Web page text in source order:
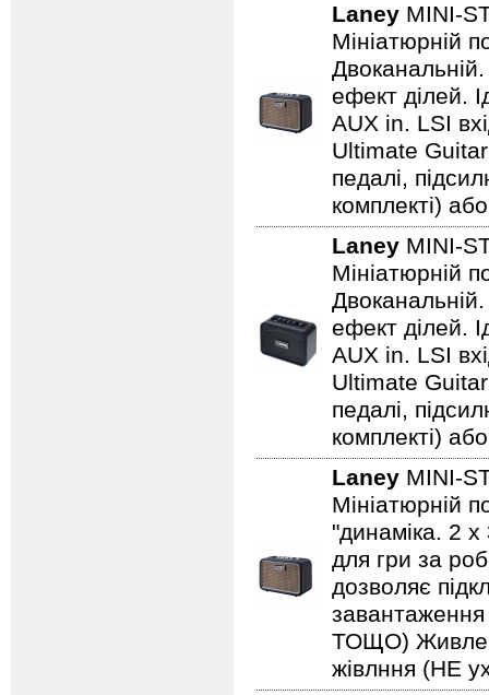
Laney MINI-
Мініатюрній
ефект ділей.
AUX in. LSI
Ultimate Guitar
педалі,
комплекті)
Laney MINI-
Мініатюрній
ефект ділей.
AUX in. LSI
Ultimate Guitar
педалі,
комплекті)
Laney MINI-
Мініатюрній
"динаміка. 2
для гри за
дозволяє
завантаження
ТОЩО)
жівлння (НЕ